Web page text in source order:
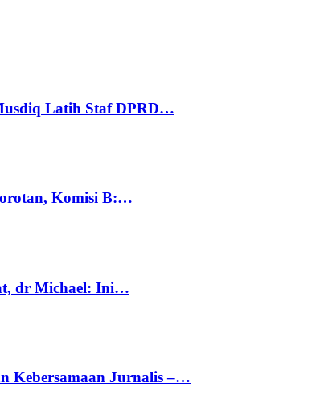
Latih Staf DPRD…
Komisi B:…
dr Michael: Ini…
Kebersamaan Jurnalis –…